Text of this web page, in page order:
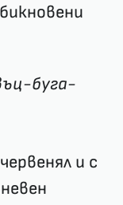
буга-
и с